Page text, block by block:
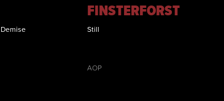
FINSTERFORST
Still
AOP